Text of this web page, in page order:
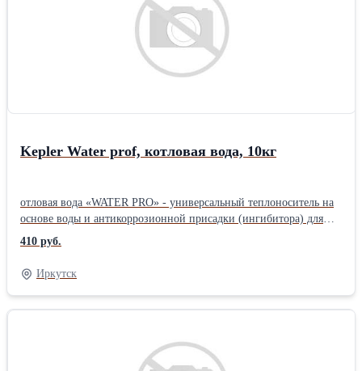
или ПГ теплоносителей и не подверженных размораживанию.. -
Полностью бесопасен для человека. - Не агрессивен к
уплотнительным материалам. - Не содержат силикатов,
нитратов, нитритов,фосфатов и боратов. -Наличие
флуоресцентного компонента позволяет оперативно
Kepler Water prof, котловая вода, 10кг
отловая вода «WATER PRO» - универсальный теплоноситель на
основе воды и антикоррозионной присадки (ингибитора) для
систем отопления с температурой внутри системы больше 0 ⁰С.
Обладает высочайшим уровнем теплопроводности и текучести,
обеспечивая низкие энергозатраты на прокачку в системе.
Благодаря пакету органических присадок защищает
металлические элементы системы от коррозии. Благодаря
Применяется в системах, не допускающих использование МЭГ
или ПГ теплоносителей и не подверженных размораживанию.. -
410 руб.
Иркутск